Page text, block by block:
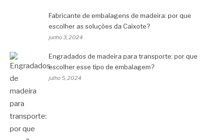
Fabricante de embalagens de madeira: por que
escolher as soluções da Caixote?
junho 3, 2024
Engradados de madeira para transporte: por que
escolher esse tipo de embalagem?
julho 5, 2024